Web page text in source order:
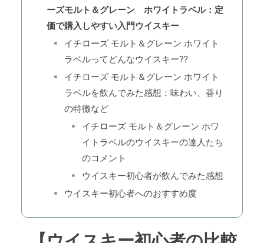
ーズモルト＆グレーン ホワイトラベル：定
価で購入しやすい入門ウイスキー
イチローズ モルト＆グレーン ホワイト
ラベルってどんなウイスキー⁇
イチローズ モルト＆グレーン ホワイト
ラベルを飲んでみた感想：味わい、香り
の特徴など
イチローズ モルト＆グレーン ホワ
イトラベルのウイスキーの達人たち
のコメント
ウイスキー初心者が飲んでみた感想
ウイスキー初心者へのおすすめ度